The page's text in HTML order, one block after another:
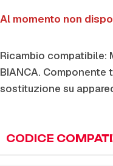
Al momento non
Ricambio compatibile:
BIANCA.
sostituzione su
CODICE